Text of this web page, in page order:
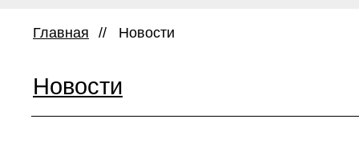
Главная // Новости
Новости